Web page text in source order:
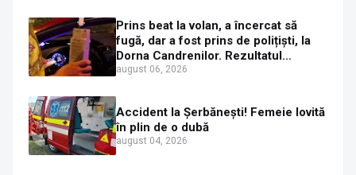
Prins beat la volan, a încercat să
fugă, dar a fost prins de polițiști, la
Dorna Candrenilor. Rezultatul
etilotestului: 1,59 mg/l alcool pur în
august 06, 2026
Accident la Șerbănești! Femeie lovită
în plin de o dubă
august 04, 2026